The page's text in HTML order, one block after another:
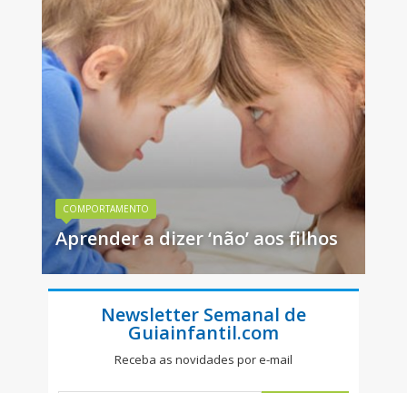
COMPORTAMENTO
Aprender a dizer ‘não’ aos filhos
Newsletter Semanal de
Guiainfantil.com
Receba as novidades por e-mail